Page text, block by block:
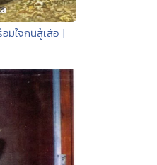
ใจกันสู้เสือ |